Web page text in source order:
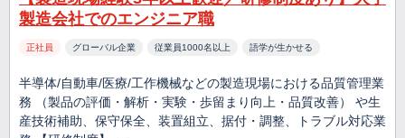
製造会社でのエンジニア職
正社員 グローバル企業 従業員1000名以上 語学が生かせる
半導体/自動車/医療/工作機械などの製造現場における品質管理業
務 （製品の評価・解析・実験・歩留まり向上・品質改善） や生
産技術補助、保守保全、装置組立、据付・調整、トラブル対応業